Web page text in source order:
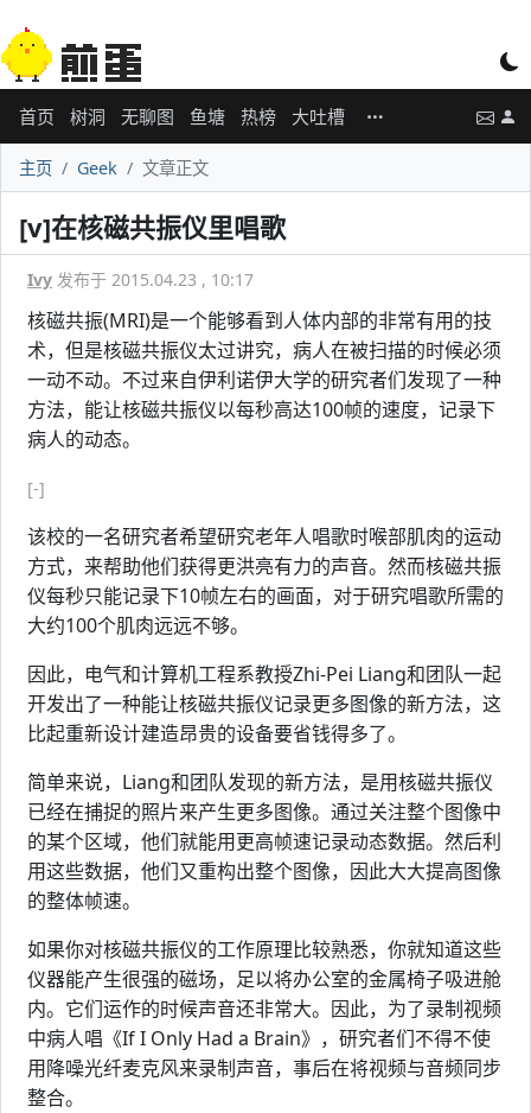
首页 树洞 无聊图 鱼塘 热榜 大吐槽
主页 Geek 文章正文
[v]在核磁共振仪里唱歌
Ivy 发布于 2015.04.23 , 10:17
核磁共振(MRI)是一个能够看到人体内部的非常有用的技
术，但是核磁共振仪太过讲究，病人在被扫描的时候必须
一动不动。不过来自伊利诺伊大学的研究者们发现了一种
方法，能让核磁共振仪以每秒高达100帧的速度，记录下
病人的动态。
[-]
该校的一名研究者希望研究老年人唱歌时喉部肌肉的运动
方式，来帮助他们获得更洪亮有力的声音。然而核磁共振
仪每秒只能记录下10帧左右的画面，对于研究唱歌所需的
大约100个肌肉远远不够。
因此，电气和计算机工程系教授Zhi-Pei Liang和团队一起
开发出了一种能让核磁共振仪记录更多图像的新方法，这
比起重新设计建造昂贵的设备要省钱得多了。
简单来说，Liang和团队发现的新方法，是用核磁共振仪
已经在捕捉的照片来产生更多图像。通过关注整个图像中
的某个区域，他们就能用更高帧速记录动态数据。然后利
用这些数据，他们又重构出整个图像，因此大大提高图像
的整体帧速。
如果你对核磁共振仪的工作原理比较熟悉，你就知道这些
仪器能产生很强的磁场，足以将办公室的金属椅子吸进舱
内。它们运作的时候声音还非常大。因此，为了录制视频
中病人唱《If I Only Had a Brain》，研究者们不得不使
用降噪光纤麦克风来录制声音，事后在将视频与音频同步
整合。